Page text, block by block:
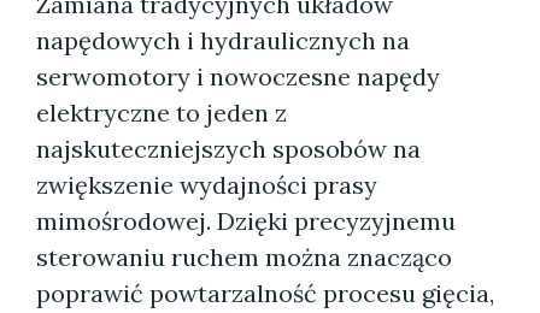
napędowych i hydraulicznych na
serwomotory i nowoczesne napędy
elektryczne to jeden z
najskuteczniejszych sposobów na
zwiększenie wydajności prasy
mimośrodowej. Dzięki precyzyjnemu
sterowaniu ruchem można znacząco
poprawić powtarzalność procesu gięcia,